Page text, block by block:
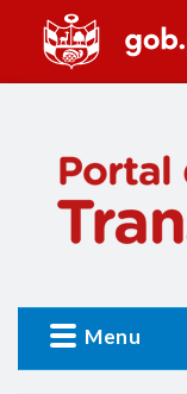
Menu